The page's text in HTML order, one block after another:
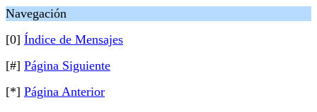
Navegación
[0] Índice de Mensajes
[#] Página Siguiente
[*] Página Anterior